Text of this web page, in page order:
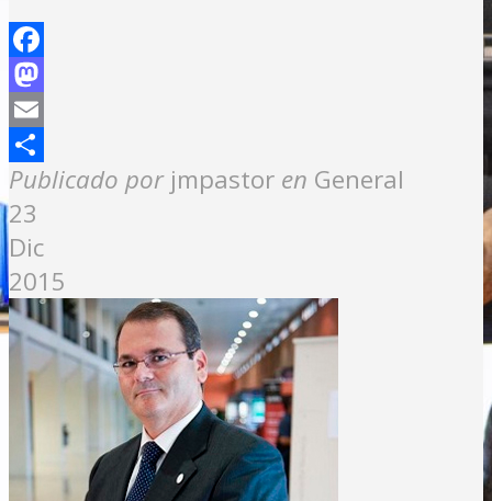
Facebook
Mastodon
Email
Compartir
Publicado por jmpastor en General
23
Dic
2015